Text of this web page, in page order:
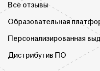
Все отзывы
Образовательная
Персонализированная
Дистрибутив ПО